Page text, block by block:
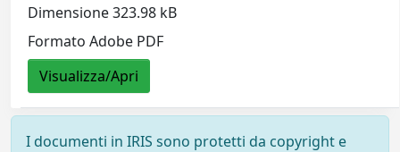
Dimensione 323.98 kB
Formato Adobe PDF
Visualizza/Apri
I documenti in IRIS sono protetti da copyright e